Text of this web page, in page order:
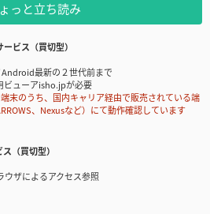
っと立ち読み
ビス（買切型）
最新の２世代前まで
ビューアisho.jpが必要
のうち、国内キャリア経由で販売されている端
、Nexusなど）にて動作確認しています
（買切型）
ザによるアクセス参照